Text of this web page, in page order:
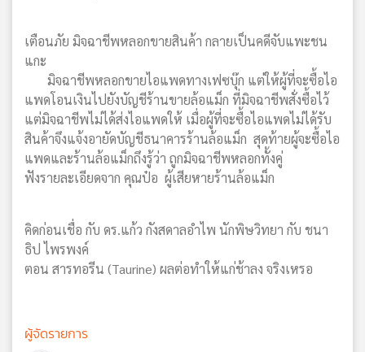
เตือนภัย มิจฉาชีพหลอกขายสินค้า กลายเป็นคดีจับแพะชน
แกะ
มิจฉาชีพหลอกขายไอแพดทางเฟซบุ๊ก แต่ให้ผู้ที่จะซื้อไอ
แพดโอนเงินไปยังบัญชีร้านขายล้อแม็ก ที่มิจฉาชีพสั่งซื้อไว้
แต่มิจฉาชีพไม่ได้ส่งไอแพดให้ เมื่อผู้ที่จะซื้อไอแพดไม่ได้รับ
สินค้าจึงแจ้งอายัดบัญชีธนาคารร้านล้อแม็ก สุดท้ายผู้จะซื้อไอ
แพดและร้านล้อแม็กถึงรู้ว่า ถูกมิจฉาชีพหลอกทั้งคู่
ฟังรายละเอียดจาก คุณป๋อ ผู้เสียหายร้านล้อแม็ก
คิดก่อนเชื่อ กับ ดร.แก้ว กังสดาลอำไพ นักพิษวิทยา กับ ชนา
ธิป ไพรพงค์
ตอน สารทอรีน (Taurine) ผลต่อทำให้แก่ช้าลง จริงเหรอ
ผู้จัดรายการ